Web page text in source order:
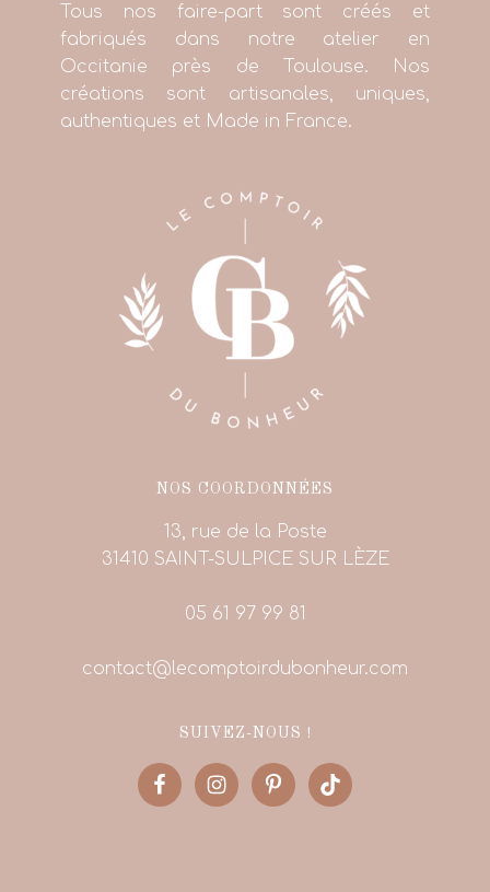
Tous nos faire-part sont créés et
fabriqués dans notre atelier en
Occitanie près de Toulouse. Nos
créations sont artisanales, uniques,
authentiques et Made in France.
NOS COORDONNÉES
13, rue de la Poste
31410 SAINT-SULPICE SUR LÈZE
05 61 97 99 81
contact@lecomptoirdubonheur.com
SUIVEZ-NOUS !